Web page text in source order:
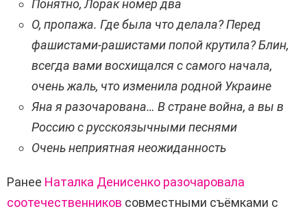
Понятно, Лорак номер два
О, пропажа. Где была что делала? Перед
фашистами-рашистами попой крутила? Блин,
всегда вами восхищался с самого начала,
очень жаль, что изменила родной Украине
Яна я разочарована… В стране война, а вы в
Россию с русскоязычными песнями
Очень неприятная неожиданность
Ранее Наталка Денисенко разочаровала
соотечественников совместными съёмками с